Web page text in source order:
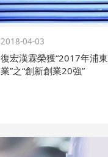
2018-04-03
復宏漢霖榮獲“2017年浦
業”之“創新創業20強”